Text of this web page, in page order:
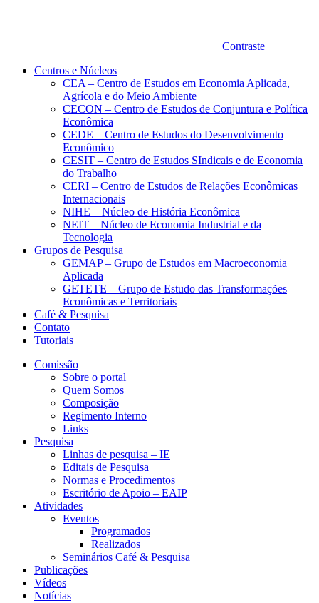
Contraste
Centros e Núcleos
CEA – Centro de Estudos em Economia Aplicada,
Agrícola e do Meio Ambiente
CECON – Centro de Estudos de Conjuntura e Política
Econômica
CEDE – Centro de Estudos do Desenvolvimento
Econômico
CESIT – Centro de Estudos SIndicais e de Economia
do Trabalho
CERI – Centro de Estudos de Relações Econômicas
Internacionais
NIHE – Núcleo de História Econômica
NEIT – Núcleo de Economia Industrial e da
Tecnologia
Grupos de Pesquisa
GEMAP – Grupo de Estudos em Macroeconomia
Aplicada
GETETE – Grupo de Estudo das Transformações
Econômicas e Territoriais
Café & Pesquisa
Contato
Tutoriais
Comissão
Sobre o portal
Quem Somos
Composição
Regimento Interno
Links
Pesquisa
Linhas de pesquisa – IE
Editais de Pesquisa
Normas e Procedimentos
Escritório de Apoio – EAIP
Atividades
Eventos
Programados
Realizados
Seminários Café & Pesquisa
Publicações
Vídeos
Notícias